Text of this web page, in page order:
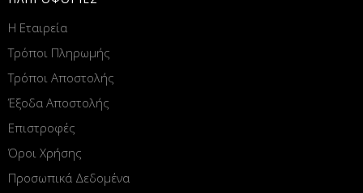
Η Εταιρεία
Τρόποι Πληρωμής
Τρόποι Αποστολής
Έξοδα Αποστολής
Επιστροφές
Όροι Χρήσης
Προσωπικά Δεδομένα